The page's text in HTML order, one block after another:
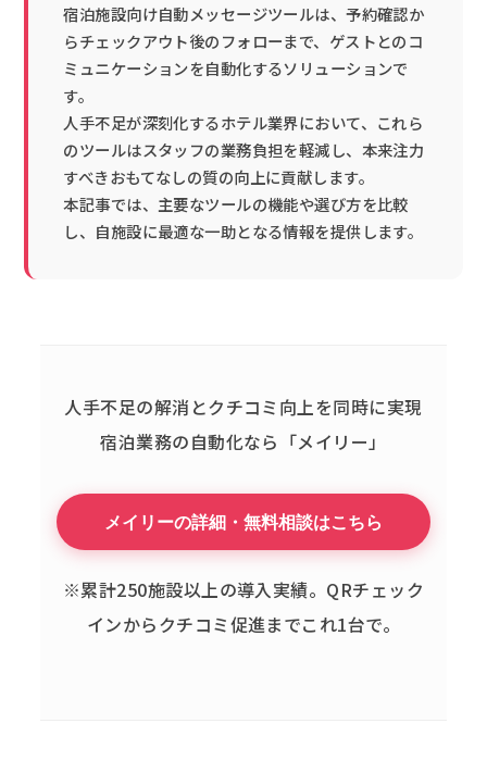
宿泊施設向け自動メッセージツールは、予約確認か
らチェックアウト後のフォローまで、ゲストとのコ
ミュニケーションを自動化するソリューションで
す。
人手不足が深刻化するホテル業界において、これら
のツールはスタッフの業務負担を軽減し、本来注力
すべきおもてなしの質の向上に貢献します。
本記事では、主要なツールの機能や選び方を比較
し、自施設に最適な一助となる情報を提供します。
人手不足の解消とクチコミ向上を同時に実現
宿泊業務の自動化なら「メイリー」
メイリーの詳細・無料相談はこちら
※累計250施設以上の導入実績。QRチェック
インからクチコミ促進までこれ1台で。